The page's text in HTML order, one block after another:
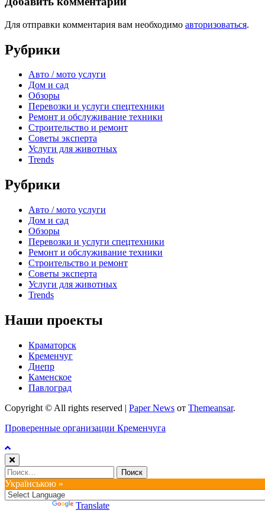
Для отправки комментария вам необходимо авторизоваться.
Рубрики
Авто / мото услуги
Дом и сад
Обзоры
Перевозки и услуги спецтехники
Ремонт и обслуживание техники
Строительство и ремонт
Советы эксперта
Услуги для животных
Trends
Рубрики
Авто / мото услуги
Дом и сад
Обзоры
Перевозки и услуги спецтехники
Ремонт и обслуживание техники
Строительство и ремонт
Советы эксперта
Услуги для животных
Trends
Наши проекты
Краматорск
Кременчуг
Днепр
Каменское
Павлоград
Copyright © All rights reserved | Paper News от Themeansar.
Проверенные организации Кременчуга
Найти:
Українською »
Translate